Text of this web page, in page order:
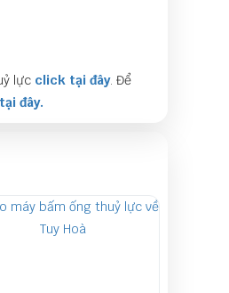
lực click tại đây. Để
đây.